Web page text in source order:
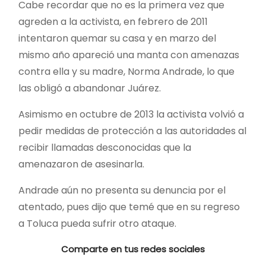
Cabe recordar que no es la primera vez que
agreden a la activista, en febrero de 2011
intentaron quemar su casa y en marzo del
mismo año apareció una manta con amenazas
contra ella y su madre, Norma Andrade, lo que
las obligó a abandonar Juárez.
Asimismo en octubre de 2013 la activista volvió a
pedir medidas de protección a las autoridades al
recibir llamadas desconocidas que la
amenazaron de asesinarla.
Andrade aún no presenta su denuncia por el
atentado, pues dijo que temé que en su regreso
a Toluca pueda sufrir otro ataque.
Comparte en tus redes sociales